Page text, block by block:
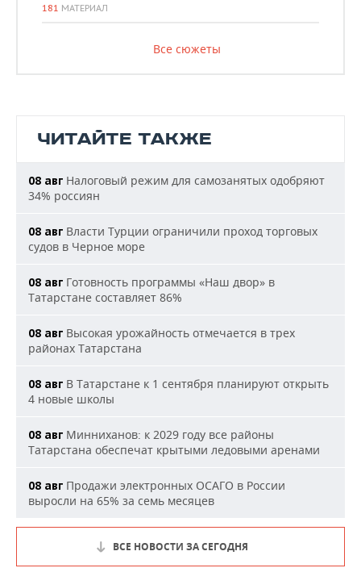
181 МАТЕРИАЛ
Все сюжеты
ЧИТАЙТЕ ТАКЖЕ
08 авг Налоговый режим для самозанятых одобряют
34% россиян
08 авг Власти Турции ограничили проход торговых
судов в Черное море
08 авг Готовность программы «Наш двор» в
Татарстане составляет 86%
08 авг Высокая урожайность отмечается в трех
районах Татарстана
08 авг В Татарстане к 1 сентября планируют открыть
4 новые школы
08 авг Минниханов: к 2029 году все районы
Татарстана обеспечат крытыми ледовыми аренами
08 авг Продажи электронных ОСАГО в России
выросли на 65% за семь месяцев
ВСЕ НОВОСТИ ЗА СЕГОДНЯ